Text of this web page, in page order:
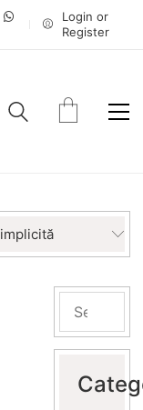
Login or
Register